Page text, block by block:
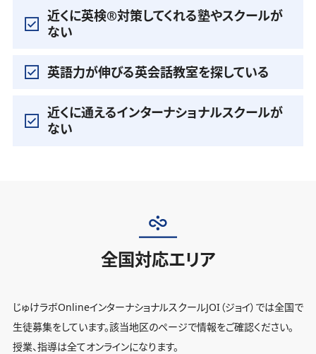
近くに英検®️対策してくれる塾やスクールが
ない
英語力が伸びる英会話教室を探している
近くに通えるインターナショナルスクールが
ない
全国対応エリア
じゅけラボOnlineインターナショナルスクールJOI（ジョイ）では全国で
生徒募集をしています。該当地区のページで情報をご確認ください。
授業、指導は全てオンラインになります。